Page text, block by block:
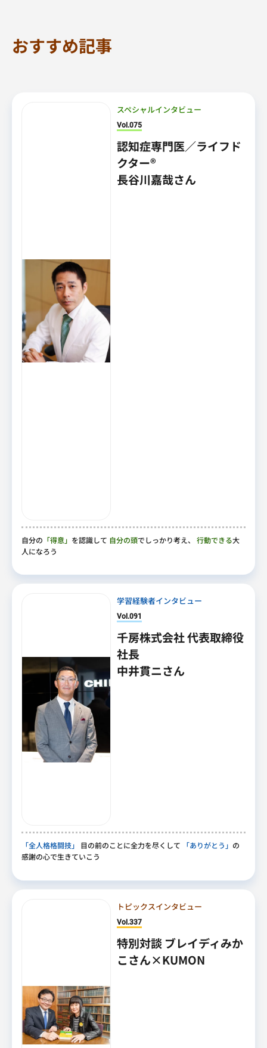
おすすめ記事
スペシャルインタビュー
Vol.075
認知症専門医／ライフド
クター®
長谷川嘉哉さん
自分の 「得意」 を認識して 自分の頭でしっかり考え、 行動できる大
人になろう
学習経験者インタビュー
Vol.091
千房株式会社 代表取締役
社長
中井貫ニさん
「全人格格闘技」 目の前のことに全力を尽くして 「ありがとう」 の
感謝の心で生きていこう
トピックスインタビュー
Vol.337
特別対談 ブレイディみか
こさん×KUMON